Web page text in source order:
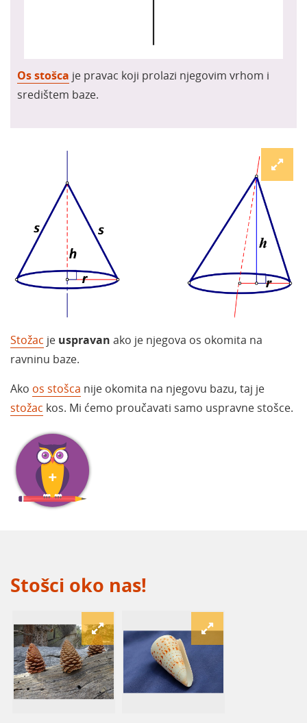
Os stošca je pravac koji prolazi njegovim vrhom i
središtem baze.
Stožac je uspravan ako je njegova os okomita na
ravninu baze.
Ako os stošca nije okomita na njegovu bazu, taj je
stožac kos. Mi ćemo proučavati samo uspravne stošce.
Stošci oko nas!